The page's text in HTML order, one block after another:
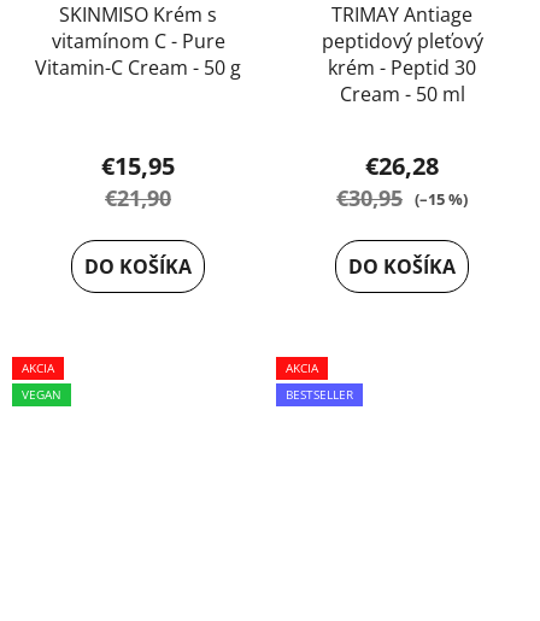
SKINMISO Krém s
vitamínom C - Pure
Vitamin-C Cream - 50 g
€15,95
€21,90
DO KOŠÍKA
TRIMAY Antiage
peptidový pleťový
krém - Peptid 30
Cream - 50 ml
hodnotenie
produktu
je
5,0
€26,28
€30,95 (–15 %)
DO KOŠÍKA
AKCIA
VEGAN
AKCIA
BESTSELLER